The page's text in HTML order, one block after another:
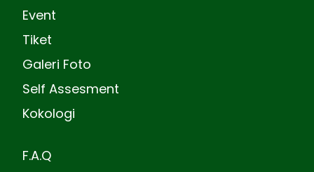
Event
Tiket
Galeri Foto
Self Assesment
Kokologi
F.A.Q